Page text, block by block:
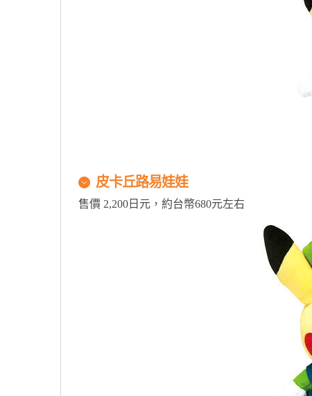
皮卡丘路易娃娃
售價 2,200日元，約台幣680元左右